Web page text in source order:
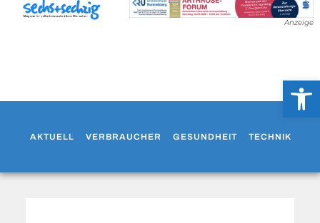
Anzeige
AKTUELL VERBRAUCHER GESUNDHEIT TECHNIK